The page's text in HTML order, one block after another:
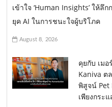
เข้าใจ ‘Human Insights’ ให้
ยุค AI ในการชนะใจผู้บริโภค
August 8, 2026
คุยกับ เม
Kaniva ต
พิสูจน์ Pet
เพียงกระแ